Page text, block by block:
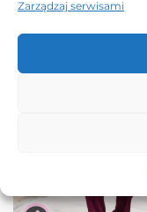
Zarządzaj serwisami